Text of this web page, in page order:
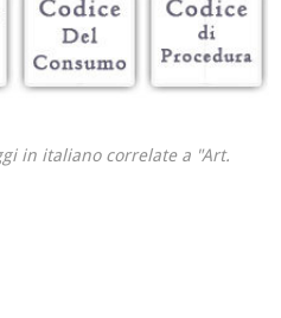
in italiano correlate a "Art.